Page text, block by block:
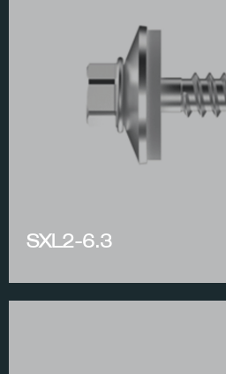
SXL2-6.3